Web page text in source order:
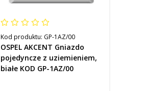
Kod produktu: GP-1AZ/00
OSPEL AKCENT Gniazdo
pojedyncze z uziemieniem,
białe KOD GP-1AZ/00